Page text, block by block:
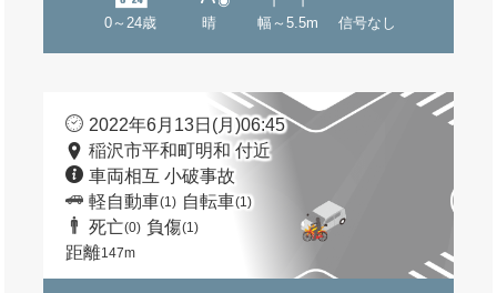
0～24歳 晴 幅～5.5m 信号なし
2022年6月13日(月)06:45
稲沢市平和町明和 付近
車両相互 小破事故
軽自動車(1) 自転車(1)
死亡(0) 負傷(1)
距離147m